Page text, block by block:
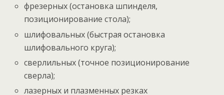
фрезерных (остановка шпинделя,
позиционирование стола);
шлифовальных (быстрая остановка
шлифовального круга);
сверлильных (точное позиционирование
сверла);
лазерных и плазменных резках